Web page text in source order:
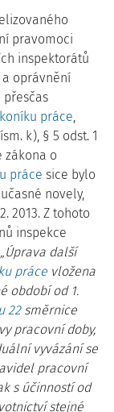
pravomoci
inspektorátů
a oprávnění
přesčas
práce,
k), § 5 odst. 1
zákona o
práce sice bylo
novely,
2013. Z tohoto
inspekce
„Úprava další
práce vložena
období od 1.
22směrnice
pracovní doby,
vyvázání se
pracovní
s účinností od
stejné